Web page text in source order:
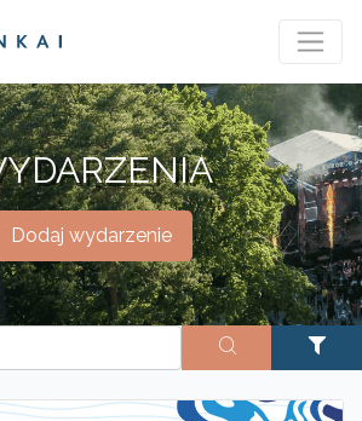
Dodaj wydarzenie